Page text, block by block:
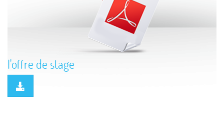
l'offre de stage